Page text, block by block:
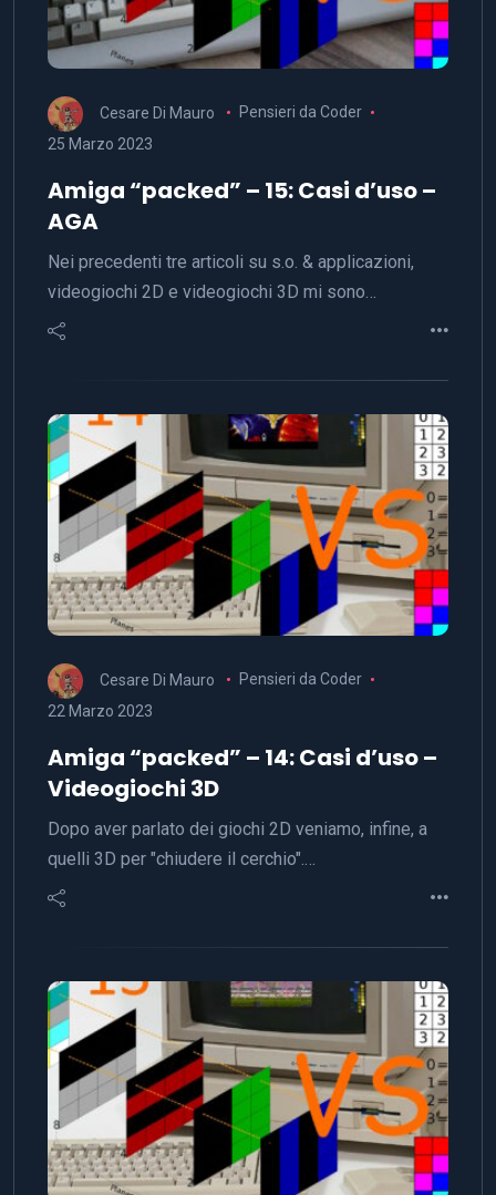
Cesare Di Mauro
Pensieri da Coder
25 Marzo 2023
Amiga “packed” – 15: Casi d’uso –
AGA
Nei precedenti tre articoli su s.o. & applicazioni,
videogiochi 2D e videogiochi 3D mi sono…
Cesare Di Mauro
Pensieri da Coder
22 Marzo 2023
Amiga “packed” – 14: Casi d’uso –
Videogiochi 3D
Dopo aver parlato dei giochi 2D veniamo, infine, a
quelli 3D per "chiudere il cerchio".…